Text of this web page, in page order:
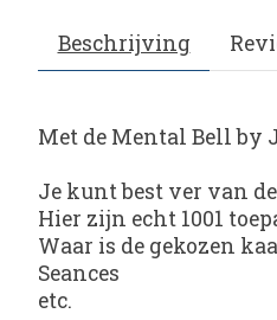
Beschrijving
Met de Mental Bell by
Je kunt best ver van
Hier zijn echt 1001
Waar is de gekozen
Seances
etc.